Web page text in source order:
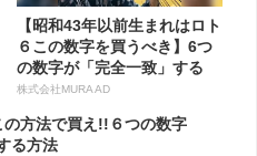
【昭和43年以前生まれはロト
６この数字を買うべき】6つ
の数字が「完全一致」する
方...
株式会社MURA AD
の方法で買え!!６つの数字
る方法